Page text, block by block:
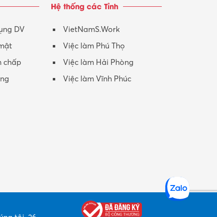
Nhân viên CSKH
Phục vụ khác
Promotion Girl (PG)
DV
chấp
Hệ thống các Tỉnh
VietNamS.Work
Việc làm Phú Thọ
Việc làm Hải Phòng
Việc làm Vĩnh Phúc